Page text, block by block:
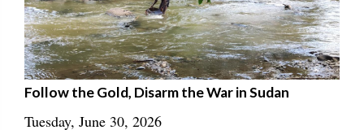
Follow the Gold, Disarm the War in Sudan
Tuesday, June 30, 2026